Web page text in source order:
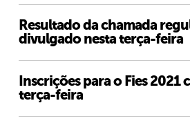
Resultado da chamada
divulgado nesta terça-feira
Inscrições para o Fies 2021
terça-feira